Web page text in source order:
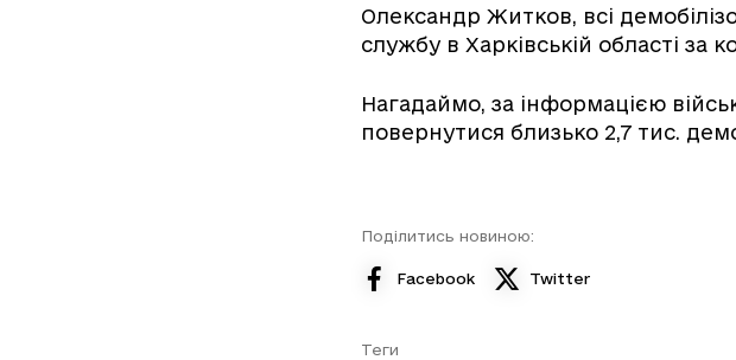
Олександр Житков, всі
службу в Харківській області за
Нагадаймо, за інформацією
повернутися близько 2,7 тис.
Поділитись новиною:
Facebook Twitter
Теги